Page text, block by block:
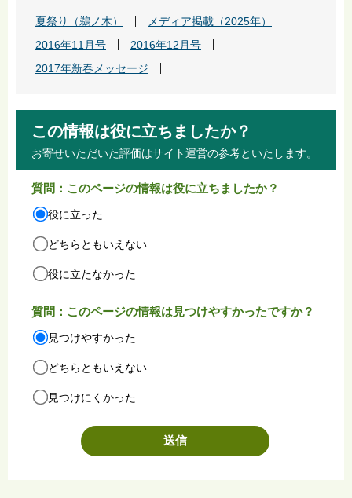
夏祭り（鵜ノ木）
メディア掲載（2025年）
2016年11月号
2016年12月号
2017年新春メッセージ
この情報は役に立ちましたか？
お寄せいただいた評価はサイト運営の参考といたします。
質問：このページの情報は役に立ちましたか？
役に立った
どちらともいえない
役に立たなかった
質問：このページの情報は見つけやすかったですか？
見つけやすかった
どちらともいえない
見つけにくかった